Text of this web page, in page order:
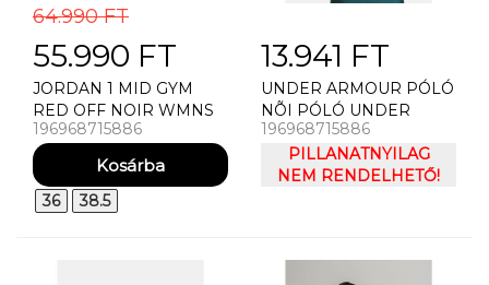
64.990 FT
55.990 FT
JORDAN 1 MID GYM
RED OFF NOIR WMNS
UTCAI CIPŐ
196968715886
36 38.5
13.941 FT
UNDER ARMOUR PÓLÓ
NÕI PÓLÓ UNDER
ARMOUR HEATGEAR
CROP MOCK SS
196968715886
PILLANATNYILAG
NEM RENDELHETŐ!